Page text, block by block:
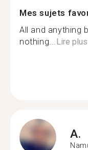
Mes sujets
All and anything
nothing...Lire plus
A.